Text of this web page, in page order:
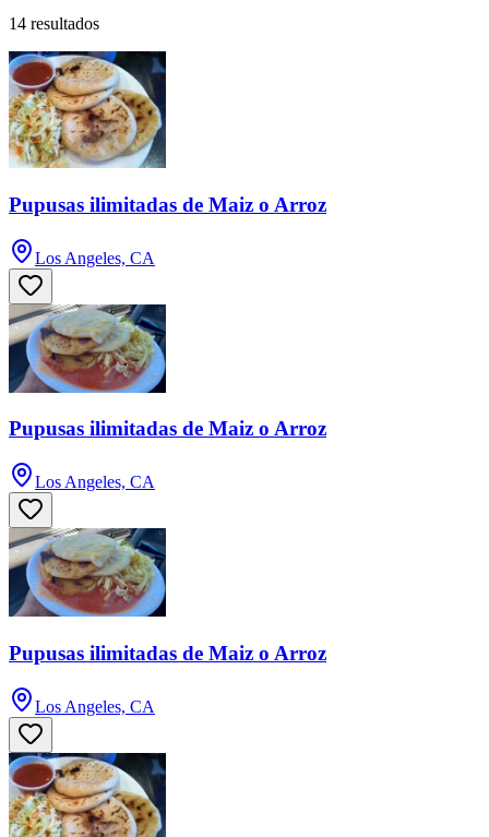
14 resultados
Pupusas ilimitadas de Maiz o Arroz
Los Angeles, CA
Pupusas ilimitadas de Maiz o Arroz
Los Angeles, CA
Pupusas ilimitadas de Maiz o Arroz
Los Angeles, CA